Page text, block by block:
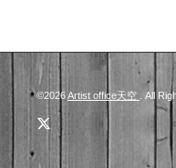
©2026Artist office天空 . All